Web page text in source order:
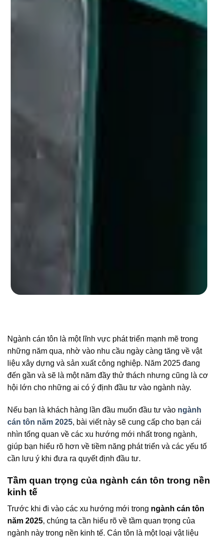
Ngành cán tôn là một lĩnh vực phát triển mạnh mẽ trong
những năm qua, nhờ vào nhu cầu ngày càng tăng về vật
liệu xây dựng và sản xuất công nghiệp. Năm 2025 đang
đến gần và sẽ là một năm đầy thử thách nhưng cũng là cơ
hội lớn cho những ai có ý định đầu tư vào ngành này.
Nếu bạn là khách hàng lần đầu muốn đầu tư vào ngành
cán tôn năm 2025, bài viết này sẽ cung cấp cho bạn cái
nhìn tổng quan về các xu hướng mới nhất trong ngành,
giúp bạn hiểu rõ hơn về tiềm năng phát triển và các yếu tố
cần lưu ý khi đưa ra quyết định đầu tư.
Tầm quan trọng của ngành cán tôn trong nền
kinh tế
Trước khi đi vào các xu hướng mới trong ngành cán tôn
năm 2025, chúng ta cần hiểu rõ về tầm quan trọng của
ngành này trong nền kinh tế. Cán tôn là một loại vật liệu